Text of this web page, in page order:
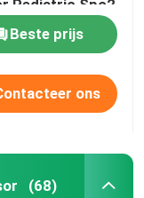
Pediatric Spo2
Beste prijs
ons
(68)